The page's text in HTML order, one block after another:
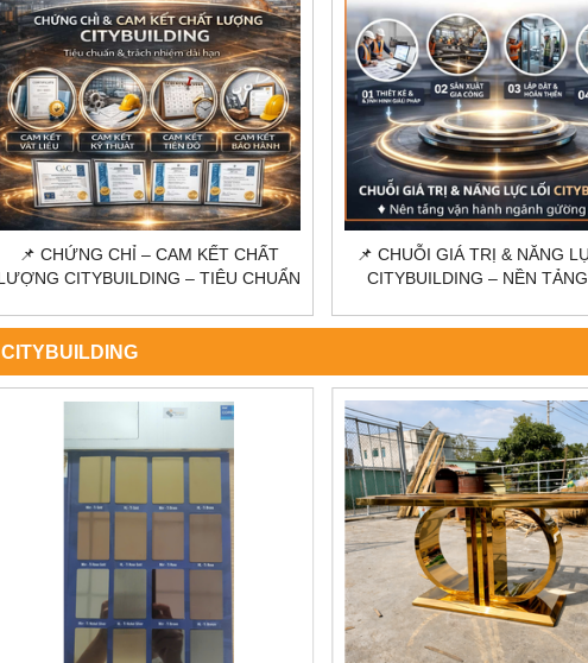
📌 CHUỖI GIÁ TRỊ & NĂNG LỰC LÕI
CITYBUILDING – NỀN TẢNG VẬN
📌 MÔ HÌNH 3 XƯỞNG SẢN
CITYBUILDING – NỀN TẢNG
CITYBUILDING